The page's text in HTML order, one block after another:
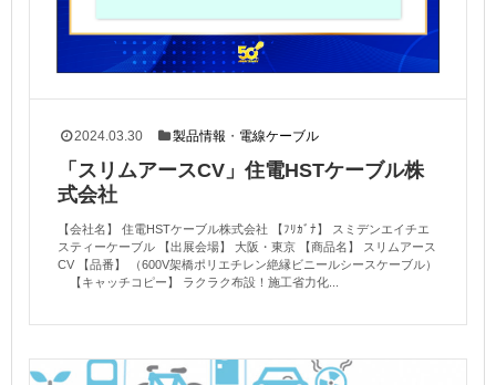
2024.03.30 製品情報 ・ 電線ケーブル
「スリムアースCV」住電HSTケーブル株
式会社
【会社名】 住電HSTケーブル株式会社 【ﾌﾘｶﾞﾅ】 スミデンエイチエ
スティーケーブル 【出展会場】 大阪・東京 【商品名】 スリムアース
CV 【品番】 （600V架橋ポリエチレン絶縁ビニールシースケーブル）
【キャッチコピー】 ラクラク布設！施工省力化...